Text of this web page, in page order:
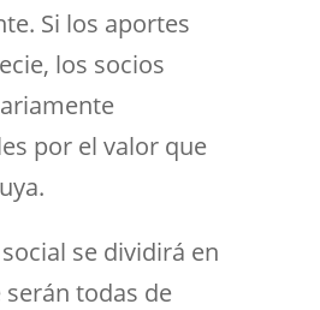
Si los aportes
los socios
por el valor que
se dividirá en
todas de